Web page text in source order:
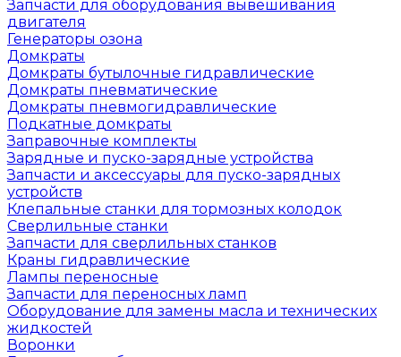
Запчасти для оборудования вывешивания
двигателя
Генераторы озона
Домкраты
Домкраты бутылочные гидравлические
Домкраты пневматические
Домкраты пневмогидравлические
Подкатные домкраты
Заправочные комплекты
Зарядные и пуско-зарядные устройства
Запчасти и аксессуары для пуско-зарядных
устройств
Клепальные станки для тормозных колодок
Сверлильные станки
Запчасти для сверлильных станков
Краны гидравлические
Лампы переносные
Запчасти для переносных ламп
Оборудование для замены масла и технических
жидкостей
Воронки